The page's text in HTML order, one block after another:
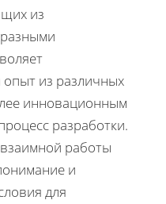
из
опыт из различных
инновационным
разработки.
работы
и
для